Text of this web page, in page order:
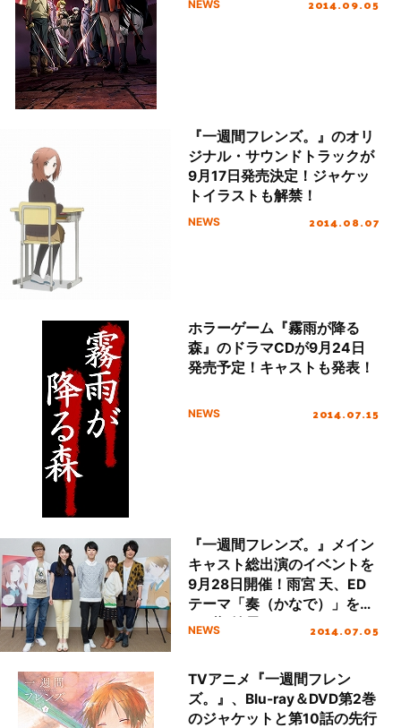
NEWS 2014.09.05
『一週間フレンズ。』のオリ
ジナル・サウンドトラックが
9月17日発売決定！ジャケッ
トイラストも解禁！
NEWS 2014.08.07
ホラーゲーム『霧雨が降る
森』のドラマCDが9月24日
発売予定！キャストも発表！
NEWS 2014.07.15
『一週間フレンズ。』メイン
キャスト総出演のイベントを
9月28日開催！雨宮 天、ED
テーマ「奏（かなで）」をラ
イブ初披露！
NEWS 2014.07.05
TVアニメ『一週間フレン
ズ。』、Blu-ray＆DVD第2巻
のジャケットと第10話の先行